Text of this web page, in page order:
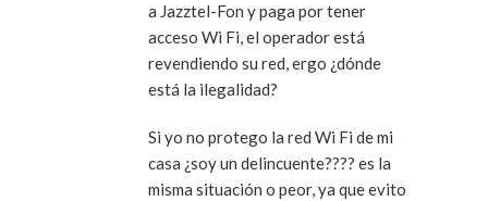
a Jazztel-Fon y paga por tener
acceso Wi Fi, el operador está
revendiendo su red, ergo ¿dónde
está la ilegalidad?
Si yo no protego la red Wi Fi de mi
casa ¿soy un delincuente???? es la
misma situación o peor, ya que evito